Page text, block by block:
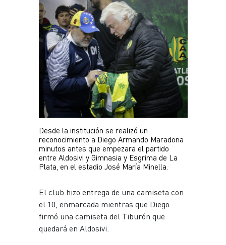
Plantel
Escuela de fútbol
JUVENIL
Noticias
Plantel
INFANTILES
Escuela de fútbol
Desde la institución se realizó un
reconocimiento a Diego Armando Maradona
minutos antes que empezara el partido
entre Aldosivi y Gimnasia y Esgrima de La
Plata, en el estadio José María Minella.
El club hizo entrega de una camiseta con
el 10, enmarcada mientras que Diego
firmó una camiseta del Tiburón que
quedará en Aldosivi.